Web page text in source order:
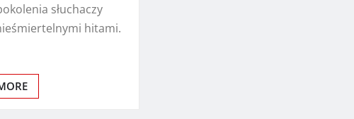
słuchaczy
hitami.